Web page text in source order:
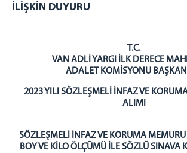
KOMİSYON BAŞKANLIĞI
HAKİMLER
HUKUK MAHKEMELERİ
İLİŞKİN DUYURU
T.C.
VAN ADLİ YARGI İLK DERECE
ADALET KOMİSYONU
2023 YILI SÖZLEŞMELİ İNFAZ VE
ALIMI
SÖZLEŞMELİ İNFAZ VE KORUMA
BOY VE KİLO ÖLÇÜMÜ İLE SÖZLÜ SINAVA